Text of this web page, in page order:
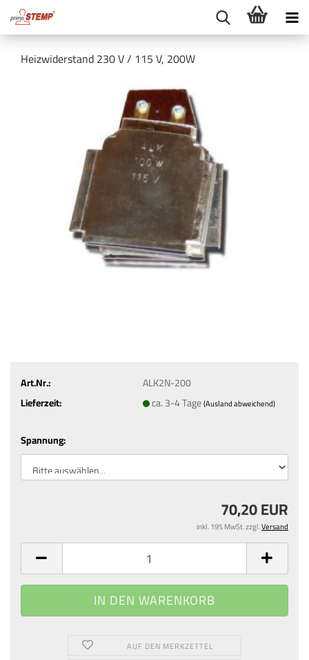
Heizwiderstand 230 V / 115 V, 200W
Art.Nr.:
ALK2N-200
Lieferzeit:
ca. 3-4 Tage(Ausland abweichend)
Spannung:
70,20 EUR
inkl. 19% MwSt. zzgl.Versand
AUF DEN MERKZETTEL